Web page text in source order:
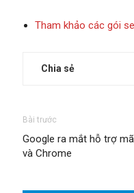
Tham khảo các gói
Chia sẻ
Bài trước
Google ra mắt hỗ trợ
và Chrome